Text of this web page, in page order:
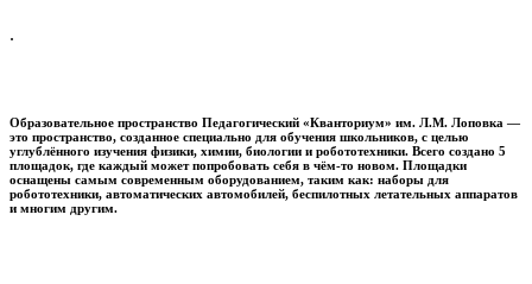
.
Образовательное пространство Педагогический «Кванториум» им. Л.М. Лоповка —
это пространство, созданное специально для обучения школьников, с целью
углублённого изучения физики, химии, биологии и робототехники. Всего создано 5
площадок, где каждый может попробовать себя в чём-то новом. Площадки
оснащены самым современным оборудованием, таким как: наборы для
робототехники, автоматических автомобилей, беспилотных летательных аппаратов
и многим другим.